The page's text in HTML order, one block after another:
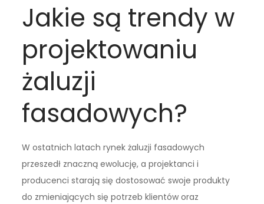
Jakie są trendy w
projektowaniu
żaluzji
fasadowych?
W ostatnich latach rynek żaluzji fasadowych
przeszedł znaczną ewolucję, a projektanci i
producenci starają się dostosować swoje produkty
do zmieniających się potrzeb klientów oraz